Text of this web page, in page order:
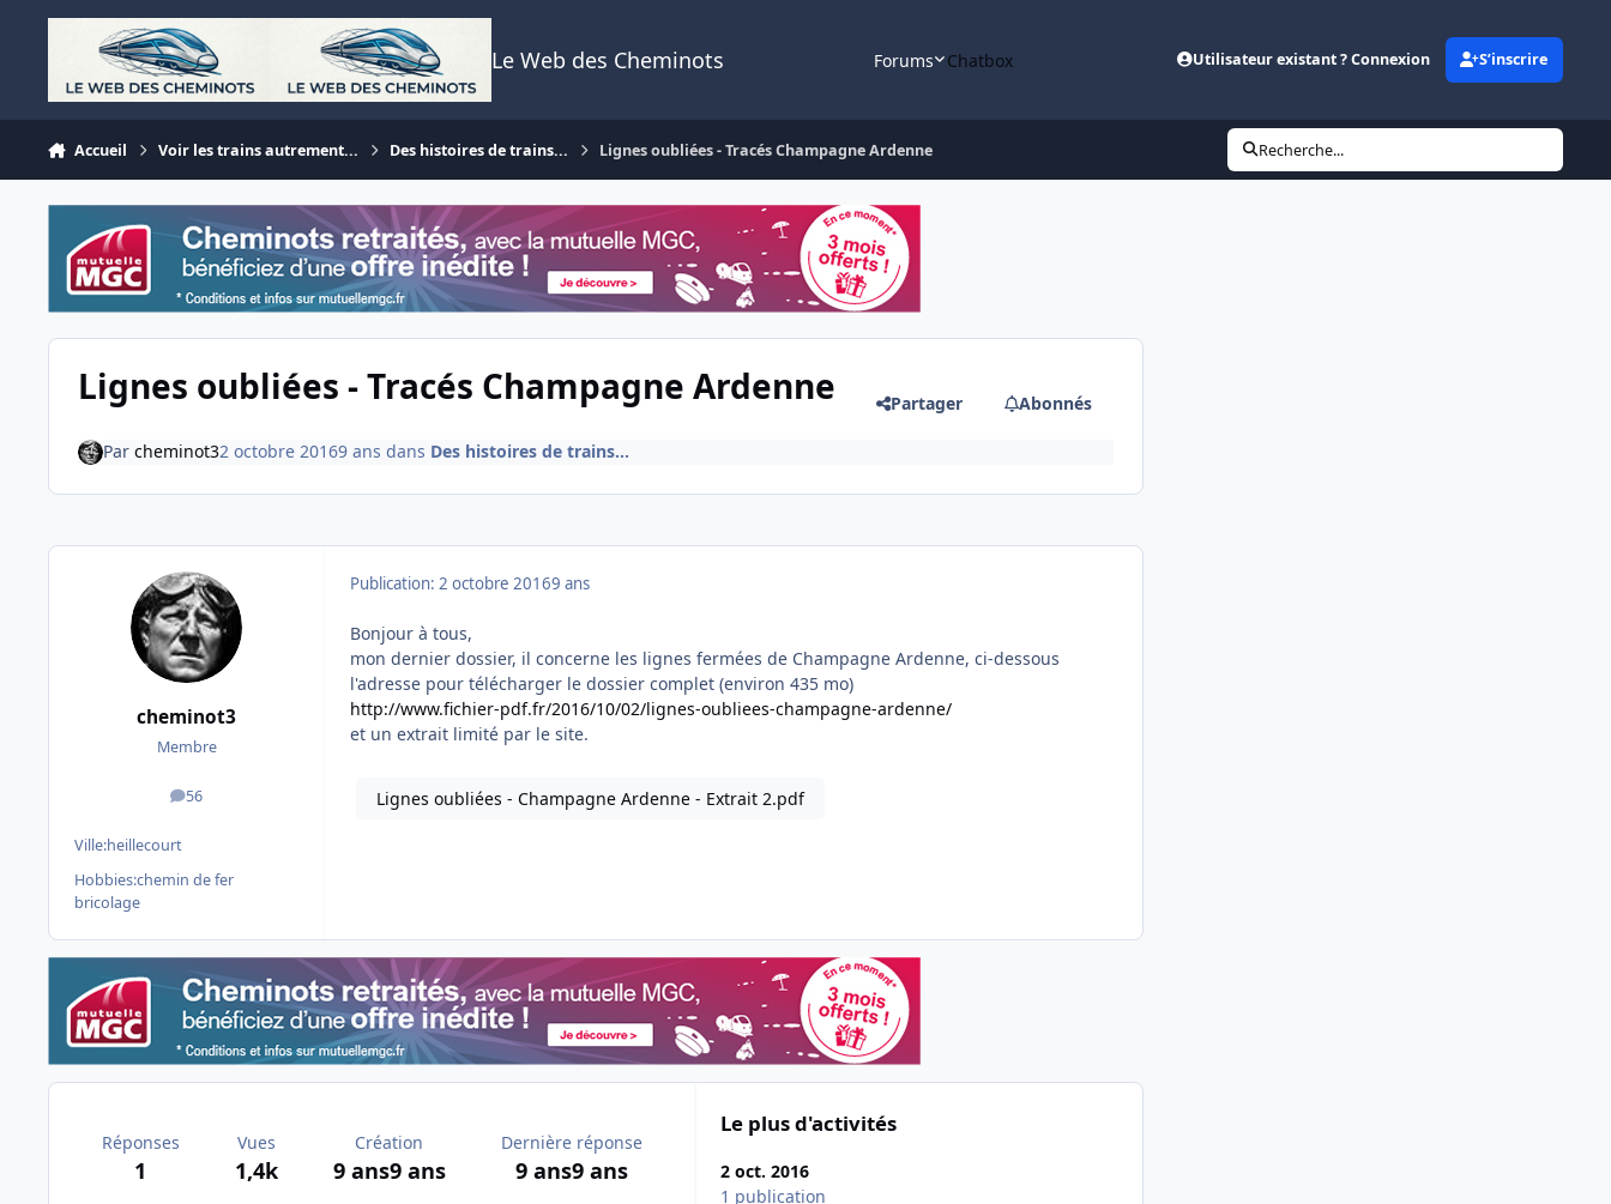
Aller au contenu
Le Web des Cheminots Forums Chatbox Utilisateur existant ? Connexion S’inscrire
Accueil Voir les trains autrement... Des histoires de trains... Lignes oubliées - Tracés Champagne Ardenne Recherche...
Lignes oubliées - Tracés Champagne Ardenne Partager Abonnés
Par cheminot32 octobre 20169 ans dans Des histoires de trains...
cheminot3
Membre
56
messages
Ville:heillecourt
Hobbies:chemin de fer
bricolage
Publication: 2 octobre 20169 ans
Bonjour à tous,
mon dernier dossier, il concerne les lignes fermées de Champagne Ardenne, ci-dessous
l'adresse pour télécharger le dossier complet (environ 435 mo)
http://www.fichier-pdf.fr/2016/10/02/lignes-oubliees-champagne-ardenne/
et un extrait limité par le site.
Lignes oubliées - Champagne Ardenne - Extrait 2.pdf
Réponses
1
Vues
1,4k
Création
9 ans9 ans
Dernière réponse
9 ans9 ans
Le plus d'activités
2 oct. 2016
1 publication